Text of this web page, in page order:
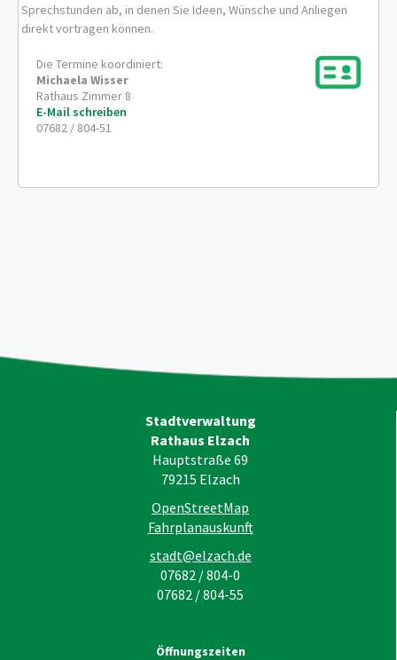
Sprechstunden ab, in denen Sie Ideen, Wünsche und Anliegen
direkt vortragen können.
Die Termine koordiniert:
Michaela Wisser
Rathaus Zimmer 8
E-Mail schreiben
07682 / 804-51
Stadtverwaltung
Rathaus Elzach
Hauptstraße 69
79215 Elzach
OpenStreetMap
Fahrplanauskunft
stadt@elzach.de
07682 / 804-0
07682 / 804-55
Öffnungszeiten